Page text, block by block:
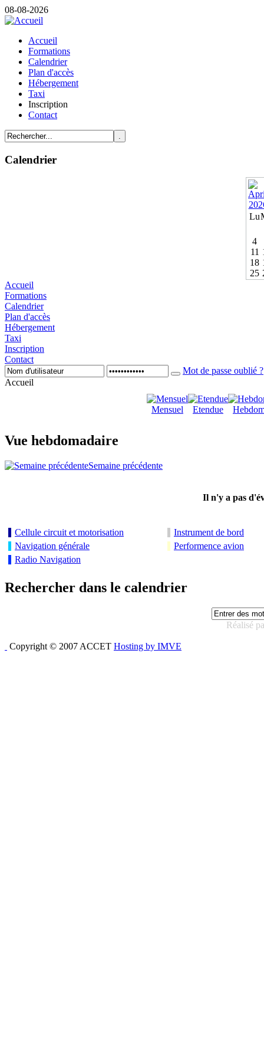
08-08-2026
Accueil
Formations
Calendrier
Plan d'accès
Hébergement
Taxi
Inscription
Contact
Calendrier
Lu
4
11
18
25
Accueil
Formations
Calendrier
Plan d'accès
Hébergement
Taxi
Inscription
Contact
Mot de passe oublié ?
Accueil
Mensuel Etendue
Vue hebdomadaire
Semaine précédente
Il n'y a pas
Cellule circuit et motorisation
Instrument de bord
Navigation générale
Performence avion
Radio Navigation
Rechercher dans le calendrier
Réalisé
Copyright © 2007 ACCET Hosting by IMVE